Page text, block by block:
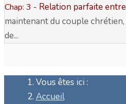
Chap: 3 - Relation parfaite
maintenant du couple
de...
Vous êtes ici :
Accueil